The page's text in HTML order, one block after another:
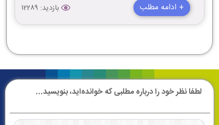
+ ادامه مطلب بازدید: 12289
لطفا نظر خود را درباره مطلبی که خوانده‌اید، بنویسید...